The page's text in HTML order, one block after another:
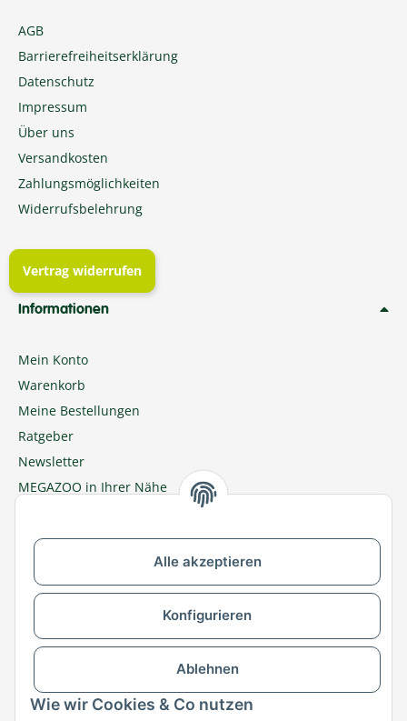
Alle akzeptieren
Konfigurieren
Ablehnen
Wie wir Cookies & Co nutzen
AGB
Barrierefreiheitserklärung
Datenschutz
Impressum
Über uns
Versandkosten
Zahlungsmöglichkeiten
Widerrufsbelehrung
Vertrag widerrufen
Informationen
Mein Konto
Warenkorb
Meine Bestellungen
Ratgeber
Newsletter
MEGAZOO in Ihrer Nähe
Zu MEGAZOO-nord.de wechseln
Versandpartner & Zahlungsmöglichkeiten